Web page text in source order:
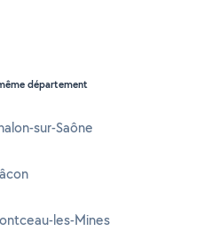
département
sur-Saône
les-Mines